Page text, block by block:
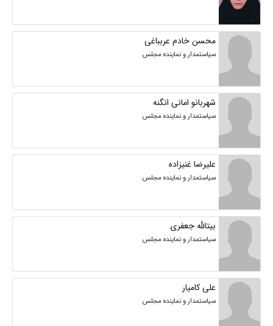
محسن خادم عربباغی
سیاستمدار و نماینده مجلس
شهربانو امانی انگنه
سیاستمدار و نماینده مجلس
علیرضا غنیزاده
سیاستمدار و نماینده مجلس
بیتالله جعفری
سیاستمدار و نماینده مجلس
علی کامیار
سیاستمدار و نماینده مجلس